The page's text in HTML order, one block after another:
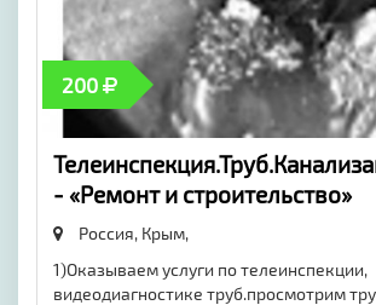
200
- «Ремонт и строительство»
Россия, Крым,
1)Оказываем услуги по телеинспекции,
видеодиагностике труб.просмотрим